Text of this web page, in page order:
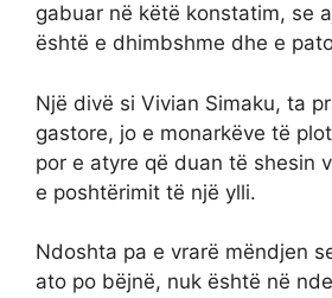
gabuar në këtë konstatim, se
është e dhimbshme dhe e
Një divë si Vivian Simaku, ta
gastore, jo e monarkëve të
por e atyre që duan të shesin
e poshtërimit të një ylli.
Ndoshta pa e vrarë mëndjen
ato po bëjnë, nuk është në